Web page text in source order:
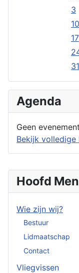
Hoofd
Wie zijn wij?
Bestuur
Lidmaatschap
Contact
Vliegvissen
3
10
17
31
Agenda
Geen
Bekijk volledige